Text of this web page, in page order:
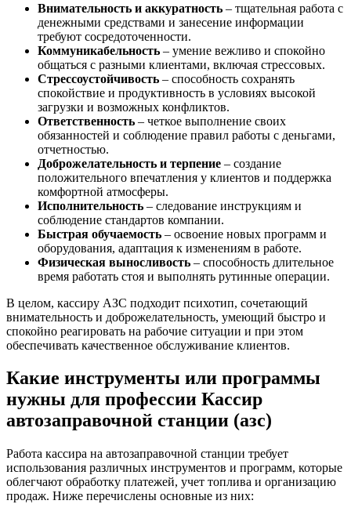
Внимательность и аккуратность – тщательная работа с
денежными средствами и занесение информации
требуют сосредоточенности.
Коммуникабельность – умение вежливо и спокойно
общаться с разными клиентами, включая стрессовых.
Стрессоустойчивость – способность сохранять
спокойствие и продуктивность в условиях высокой
загрузки и возможных конфликтов.
Ответственность – четкое выполнение своих
обязанностей и соблюдение правил работы с деньгами,
отчетностью.
Доброжелательность и терпение – создание
положительного впечатления у клиентов и поддержка
комфортной атмосферы.
Исполнительность – следование инструкциям и
соблюдение стандартов компании.
Быстрая обучаемость – освоение новых программ и
оборудования, адаптация к изменениям в работе.
Физическая выносливость – способность длительное
время работать стоя и выполнять рутинные операции.
В целом, кассиру АЗС подходит психотип, сочетающий
внимательность и доброжелательность, умеющий быстро и
спокойно реагировать на рабочие ситуации и при этом
обеспечивать качественное обслуживание клиентов.
Какие инструменты или программы
нужны для профессии Кассир
автозаправочной станции (азс)
Работа кассира на автозаправочной станции требует
использования различных инструментов и программ, которые
облегчают обработку платежей, учет топлива и организацию
продаж. Ниже перечислены основные из них: